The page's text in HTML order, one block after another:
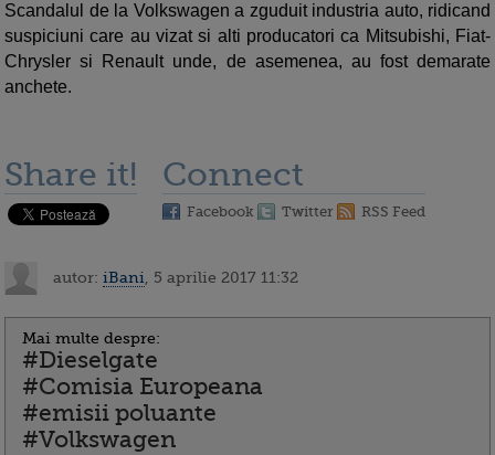
Scandalul de la Volkswagen a zguduit industria auto, ridicand
suspiciuni care au vizat si alti producatori ca Mitsubishi, Fiat-
Chrysler si Renault unde, de asemenea, au fost demarate
anchete.
Share it! Connect
Facebook Twitter RSS Feed
autor: iBani , 5 aprilie 2017 11:32
Mai multe despre:
#Dieselgate
#Comisia Europeana
#emisii poluante
#Volkswagen